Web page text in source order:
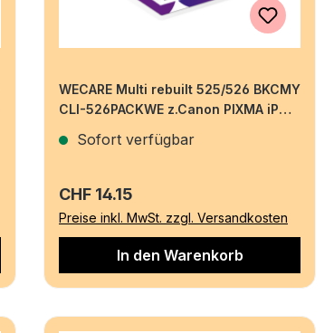
WECARE Multi rebuilt 525/526 BKCMY
CLI-526PACKWE z.Canon PIXMA iP
Sofort verfügbar
Regulärer Preis:
CHF 14.15
Preise inkl. MwSt. zzgl. Versandkosten
In den Warenkorb